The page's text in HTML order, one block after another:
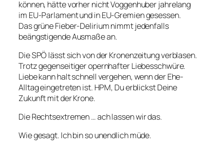
können, hätte vorher nicht Voggenhuber jahrelang
im EU-Parlament und in EU-Gremien gesessen.
Das grüne Fieber-Delirium nimmt jedenfalls
beängstigende Ausmaße an.
Die SPÖ lässt sich von der Kronenzeitung verblasen.
Trotz gegenseitiger opernhafter Liebesschwüre.
Liebe kann halt schnell vergehen, wenn der Ehe-
Alltag eingetreten ist. HPM, Du erblickst Deine
Zukunft mit der Krone.
Die Rechtsextremen … ach lassen wir das.
Wie gesagt. Ich bin so unendlich müde.